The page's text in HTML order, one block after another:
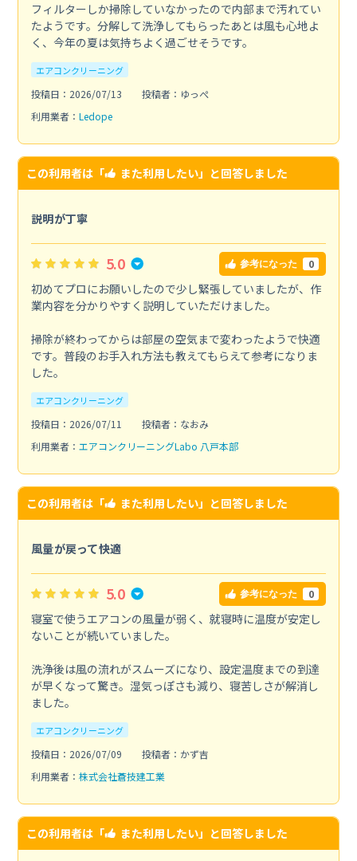
フィルターしか掃除していなかったので内部まで汚れてい
たようです。分解して洗浄してもらったあとは風も心地よ
く、今年の夏は気持ちよく過ごせそうです。
エアコンクリーニング
投稿日：2026/07/13
投稿者：ゆっぺ
利用業者： Ledope
この利用者は「 また利用したい」と回答しました
説明が丁寧
5.0 参考になった 0
初めてプロにお願いしたので少し緊張していましたが、作
業内容を分かりやすく説明していただけました。
掃除が終わってからは部屋の空気まで変わったようで快適
です。普段のお手入れ方法も教えてもらえて参考になりま
した。
エアコンクリーニング
投稿日：2026/07/11
投稿者：なおみ
利用業者： エアコンクリーニングLabo 八戸本部
この利用者は「 また利用したい」と回答しました
風量が戻って快適
5.0 参考になった 0
寝室で使うエアコンの風量が弱く、就寝時に温度が安定し
ないことが続いていました。
洗浄後は風の流れがスムーズになり、設定温度までの到達
が早くなって驚き。湿気っぽさも減り、寝苦しさが解消し
ました。
エアコンクリーニング
投稿日：2026/07/09
投稿者：かず吉
利用業者： 株式会社蒼技建工業
この利用者は「 また利用したい」と回答しました